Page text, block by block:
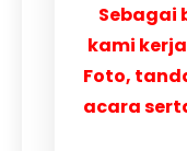
Sebagai
kami
Foto,
acara